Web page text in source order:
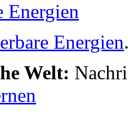
Energien
Energien
Welt: